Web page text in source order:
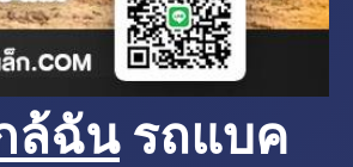
ล้ฉันรถแบค